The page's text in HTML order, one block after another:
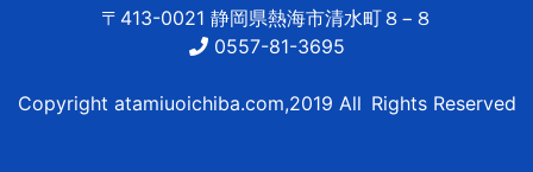
〒413-0021 静岡県熱海市清水町８−８
0557-81-3695
Copyright atamiuoichiba.com,2019 All Rights Reserved